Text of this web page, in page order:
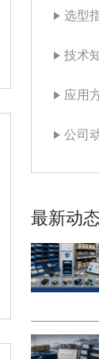
选型
技术
应用
公司
最新动态